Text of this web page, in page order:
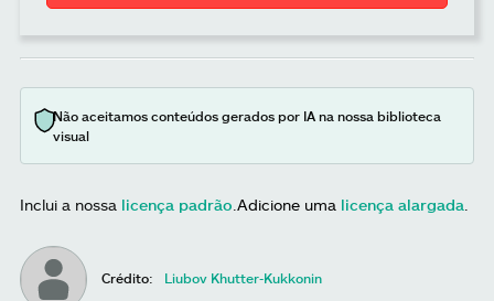
Não aceitamos conteúdos gerados por IA na nossa biblioteca
visual
Inclui a nossa licença padrão Adicione uma licença alargada
Crédito: Liubov Khutter-Kukkonin